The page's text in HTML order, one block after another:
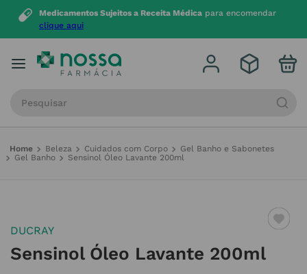
Medicamentos Sujeitos a Receita Médica para encomendar
clique aqui
Beleza Cuidados com Corpo
Gel Banho e Sabonetes
Gel Banho
Sensinol Óleo Lavante 200ml
DUCRAY
Sensinol Óleo Lavante 200ml